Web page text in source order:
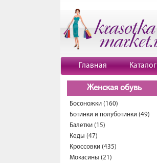
Главная Каталог
Женская обувь
Босоножки (160)
Ботинки и полуботинки (49)
Балетки (15)
Кеды (47)
Кроссовки (435)
Мокасины (21)